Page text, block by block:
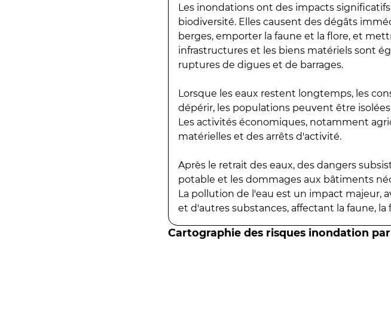
Les inondations ont des impacts
biodiversité. Elles causent des dégâts
berges, emporter la faune et la flore, et
infrastructures et les biens matériels sont
ruptures de digues et de barrages.
Lorsque les eaux restent longtemps, les
dépérir, les populations peuvent être
Les activités économiques, notamment
matérielles et des arrêts d'activité.
Après le retrait des eaux, des dangers
potable et les dommages aux bâtiments
La pollution de l'eau est un impact majeur,
et d'autres substances, affectant la faune, la
Cartographie des risques inondation